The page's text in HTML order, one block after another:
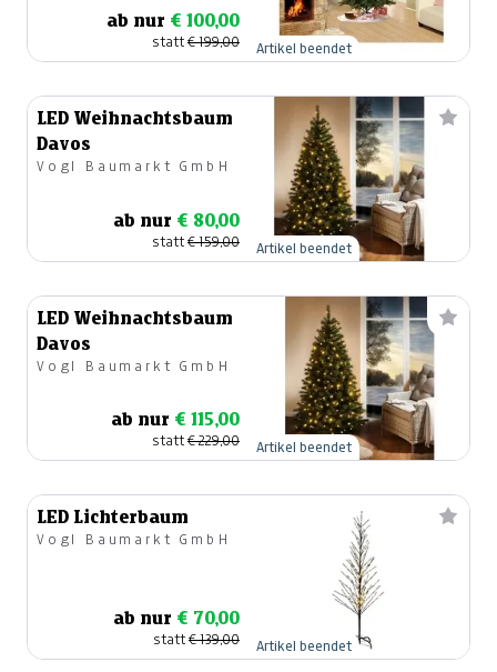
ab nur € 100,00
statt€ 199,00 Artikel beendet
LED Weihnachtsbaum
Davos
Vogl Baumarkt GmbH
ab nur € 80,00
statt€ 159,00 Artikel beendet
LED Weihnachtsbaum
Davos
Vogl Baumarkt GmbH
ab nur € 115,00
statt€ 229,00 Artikel beendet
LED Lichterbaum
Vogl Baumarkt GmbH
ab nur € 70,00
statt€ 139,00 Artikel beendet